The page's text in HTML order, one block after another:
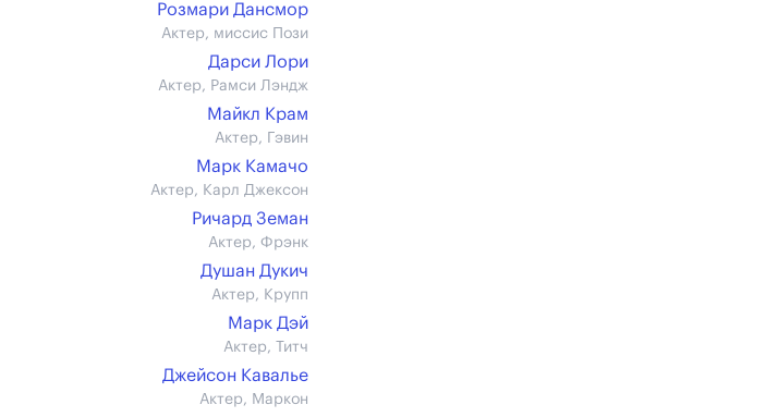
Розмари Дансмор
Актер, миссис Пози
Дарси Лори
Актер, Рамси Лэндж
Майкл Крам
Актер, Гэвин
Марк Камачо
Актер, Карл Джексон
Ричард Земан
Актер, Фрэнк
Душан Дукич
Актер, Крупп
Марк Дэй
Актер, Титч
Джейсон Кавалье
Актер, Маркон